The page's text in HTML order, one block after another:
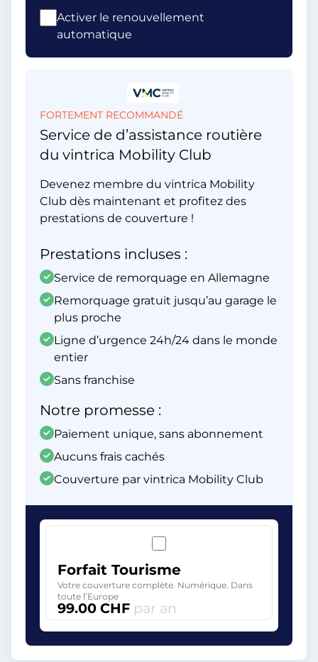
Activer le renouvellement
automatique
FORTEMENT RECOMMANDÉ
Service de d’assistance routière
du vintrica Mobility Club
Devenez membre du vintrica Mobility
Club dès maintenant et profitez des
prestations de couverture !
Prestations incluses :
Service de remorquage en Allemagne
Remorquage gratuit jusqu’au garage le
plus proche
Ligne d’urgence 24h/24 dans le monde
entier
Sans franchise
Notre promesse :
Paiement unique, sans abonnement
Aucuns frais cachés
Couverture par vintrica Mobility Club
Forfait Tourisme
Votre couverture complète. Numérique. Dans
toute l’Europe
99.00 CHF par an